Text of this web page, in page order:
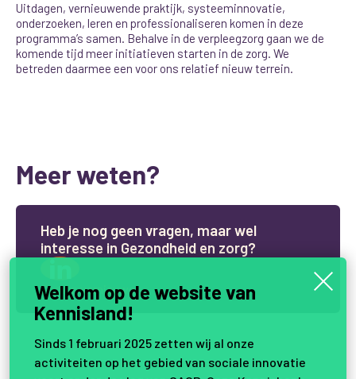
Uitdagen, vernieuwende praktijk, systeeminnovatie,
onderzoeken, leren en professionaliseren komen in deze
programma’s samen. Behalve in de verpleegzorg gaan we de
komende tijd meer initiatieven starten in de zorg. We
betreden daarmee een voor ons relatief nieuw terrein.
Meer weten?
Heb je nog geen vragen, maarwel
interesse in Gezondheid en zorg?
Samen vernieuwen.
Welkom op de website van
Kennisland!
Sinds 1 februari 2025 zetten wij al onze
activiteiten op het gebied van sociale innovatie